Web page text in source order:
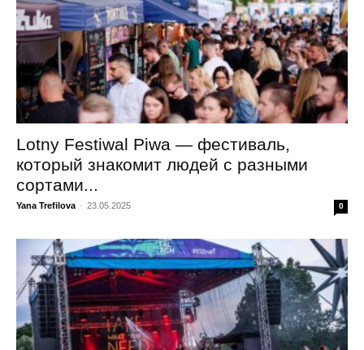
Lotny Festiwal Piwa — фестиваль,
который знакомит людей с разными
сортами...
Yana Trefilova - 23.05.2025 0